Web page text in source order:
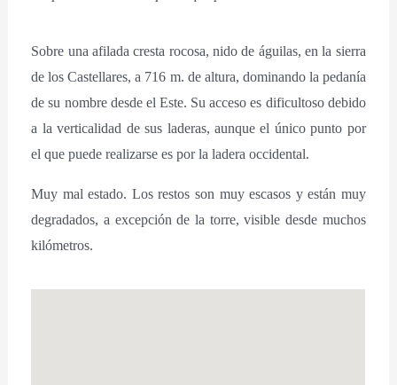
Sobre una afilada cresta rocosa, nido de águilas, en la sierra
de los Castellares, a 716 m. de altura, dominando la pedanía
de su nombre desde el Este. Su acceso es dificultoso debido
a la verticalidad de sus laderas, aunque el único punto por
el que puede realizarse es por la ladera occidental.
Muy mal estado. Los restos son muy escasos y están muy
degradados, a excepción de la torre, visible desde muchos
kilómetros.